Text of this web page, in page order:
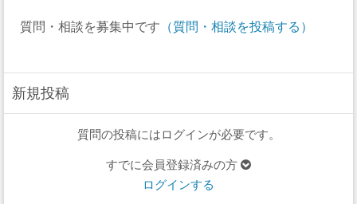
質問・相談を募集中です （質問・相談を投稿する）
新規投稿
質問の投稿にはログインが必要です。
すでに会員登録済みの方
ログインする